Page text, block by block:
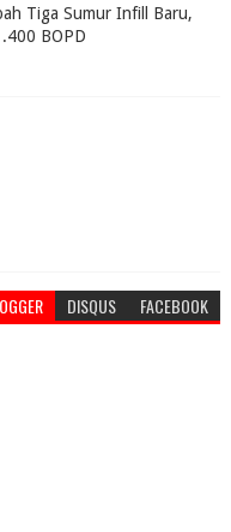
Tiga Sumur Infill Baru,
BOPD
DISQUS FACEBOOK